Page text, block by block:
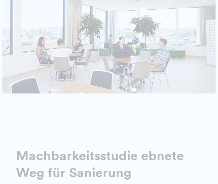
Machbarkeitsstudie ebnete
Weg für Sanierung